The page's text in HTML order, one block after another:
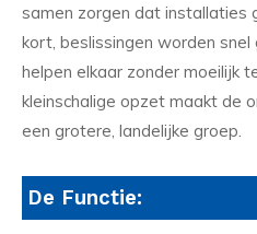
samen zorgen dat installaties
kort, beslissingen worden snel
helpen elkaar zonder moeilijk
kleinschalige opzet maakt de
een grotere, landelijke groep.
De Functie: